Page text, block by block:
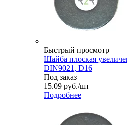
Быстрый просмотр
Шайба плоская
DIN9021, D16
Под заказ
15.09 руб./шт
Подробнее